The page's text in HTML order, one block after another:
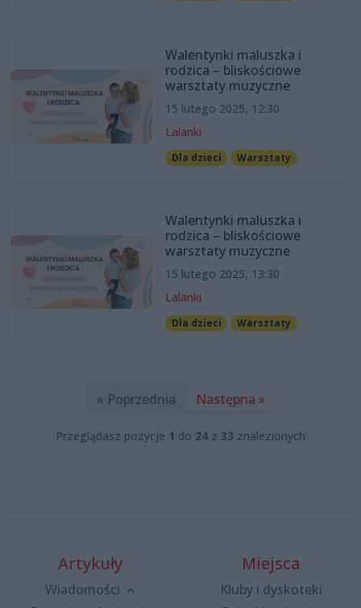
Walentynki maluszka i
rodzica – bliskościowe
warsztaty muzyczne
15 lutego 2025, 12:30
Lalanki
Dla dzieci Warsztaty
Walentynki maluszka i
rodzica – bliskościowe
warsztaty muzyczne
15 lutego 2025, 13:30
Lalanki
Dla dzieci Warsztaty
« Poprzednia Następna »
Przeglądasz pozycje 1 do 24z 33 znalezionych
Artykuły
Wiadomości
Miejsca
Kluby i dyskoteki